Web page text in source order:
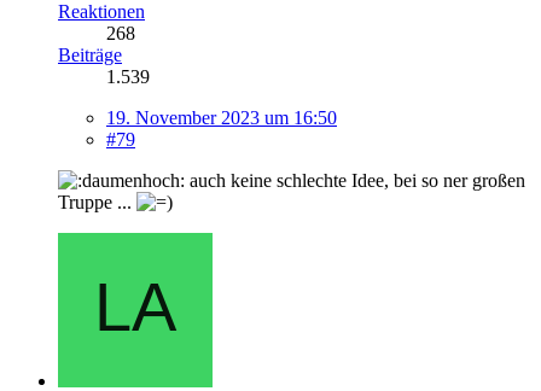
Reaktionen
268
Beiträge
1.539
19. November 2023 um 16:50
#79
auch keine schlechte Idee, bei so ner großen
Truppe ...